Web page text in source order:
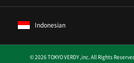
Indonesian
© 2026 TOKYO VERDY ,inc. All Rights